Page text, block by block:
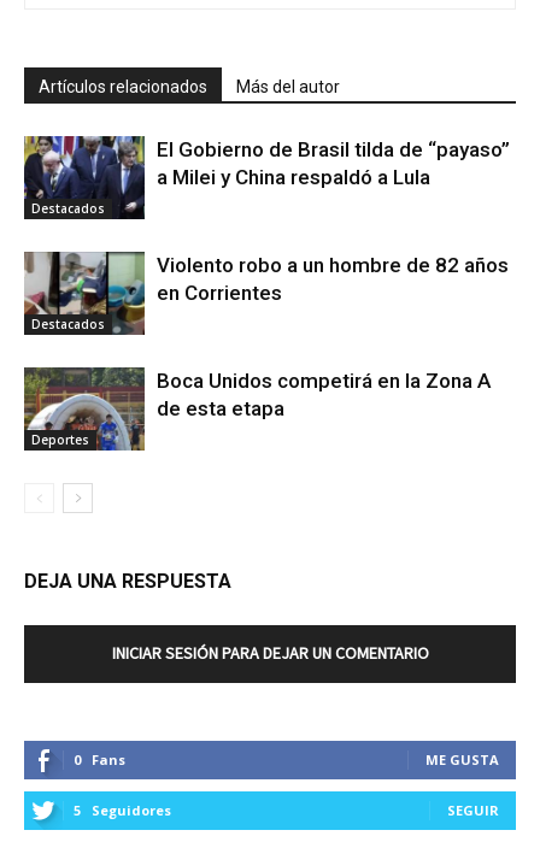
Artículos relacionados Más del autor
Destacados
El Gobierno de Brasil tilda de “payaso”
a Milei y China respaldó a Lula
Destacados
Violento robo a un hombre de 82 años
en Corrientes
Deportes
Boca Unidos competirá en la Zona A
de esta etapa
DEJA UNA RESPUESTA
INICIAR SESIÓN PARA DEJAR UN COMENTARIO
0 Fans ME GUSTA
5 Seguidores SEGUIR